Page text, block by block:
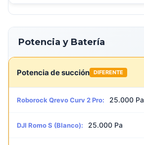
Potencia y Batería
Potencia de succión DIFERENTE
Roborock Qrevo Curv 2 Pro: 25.000 Pa
DJI Romo S (Blanco): 25.000 Pa